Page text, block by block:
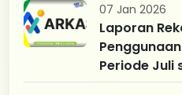
07 Jan 2026
Laporan
Periode Juli